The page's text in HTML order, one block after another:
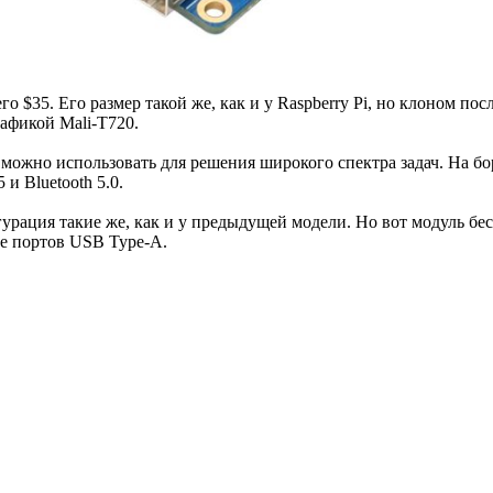
$35. Его размер такой же, как и у Raspberry Pi, но клоном
Mali-T720.
использовать для решения широкого спектра задач. На
и Bluetooth 5.0.
такие же, как и у предыдущей модели. Но вот модуль
портов USB Type-A.